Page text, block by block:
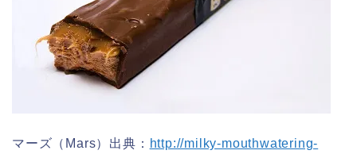
マーズ（Mars）出典： http://milky-mouthwatering-